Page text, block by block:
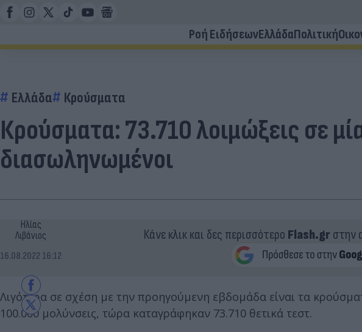
Ροή ΕιδήσεωνΕλλάδαΠολιτική
Ελλάδα Κρούσματα
Κρούσματα: 73.710 λοιμώξεις σε
διασωληνωμένοι
Ηλίας
Λιβάνιος
16.08.2022 16:12
Κάνε κλικ και δες περισσότερο Flash.grστην
Λιγότερα σε σχέση με την προηγούμενη εβδομάδα είναι τα
100.000 μολύνσεις, τώρα καταγράφηκαν 73.710 θετικά τεστ.